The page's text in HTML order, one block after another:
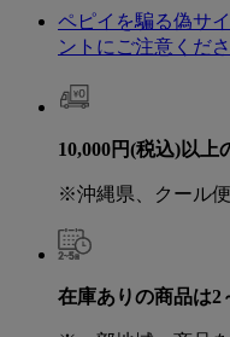
ペピイを騙る偽サ
ントにご注意くださ
10,000円(税込)以上
※沖縄県、クール
在庫ありの商品は2